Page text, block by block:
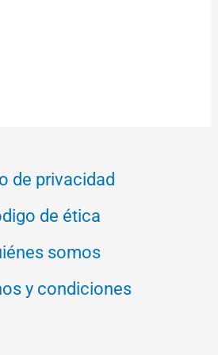
de privacidad
de ética
somos
y condiciones